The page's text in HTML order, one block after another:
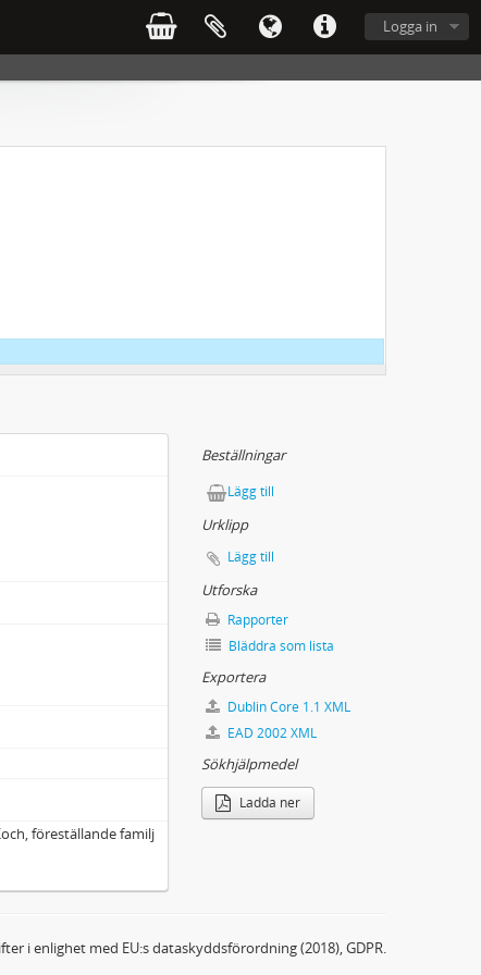
Logga in
föreställande familj
Beställningar
Lägg till
Urklipp
Lägg till
Utforska
Rapporter
Bläddra som lista
Exportera
Dublin Core 1.1 XML
EAD 2002 XML
Sökhjälpmedel
Ladda ner
i enlighet med EU:s dataskyddsförordning (2018), GDPR.